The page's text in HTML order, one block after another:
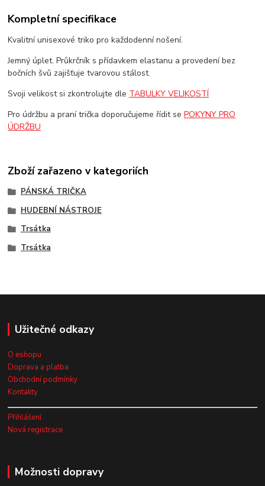
Kompletní specifikace
Kvalitní unisexové triko pro každodenní nošení.
Jemný úplet. Průkrčník s přídavkem elastanu a provedení bez
bočních švů zajišťuje tvarovou stálost.
Svoji velikost si zkontrolujte dle TABULKY VELIKOSTÍ
Pro údržbu a praní trička doporučujeme řídit sePOKYNY PRO
ÚDRŽBU
Zboží zařazeno v kategoriích
PÁNSKÁ TRIČKA
HUDEBNÍ NÁSTROJE
Trsátka
Trsátka
Užitečné odkazy
O eshopu
Doprava a platba
Obchodní podmínky
Kontakty
Přihlášení
Nová registrace
Možnosti dopravy